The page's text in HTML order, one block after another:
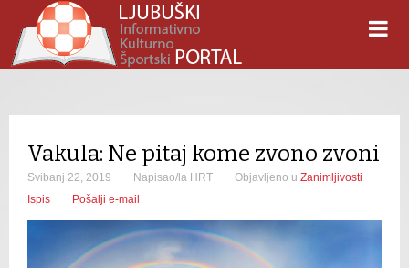
Vakula: Ne pitaj kome zvono zvoni
Svibanj 22, 2019 Napisao/la HRT Objavljeno u Zanimljivosti
Ispis
Pošalji e-mail